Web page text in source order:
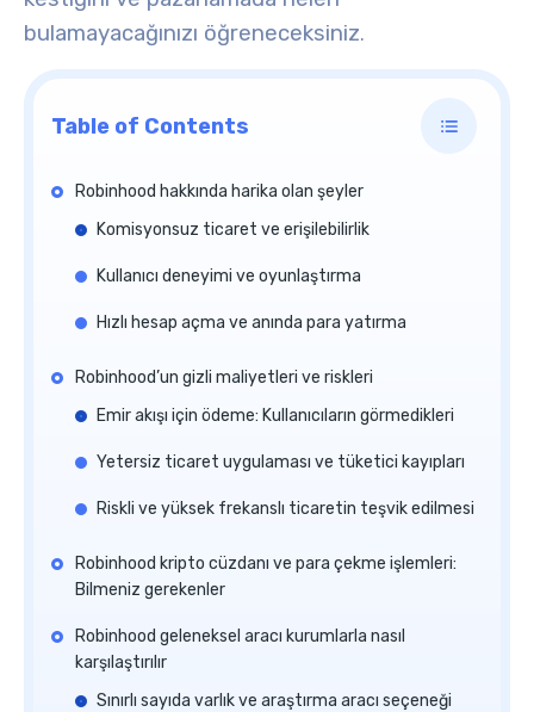
bulamayacağınızı öğreneceksiniz.
Table of Contents
Robinhood hakkında harika olan şeyler
Komisyonsuz ticaret ve erişilebilirlik
Kullanıcı deneyimi ve oyunlaştırma
Hızlı hesap açma ve anında para yatırma
Robinhood’un gizli maliyetleri ve riskleri
Emir akışı için ödeme: Kullanıcıların görmedikleri
Yetersiz ticaret uygulaması ve tüketici kayıpları
Riskli ve yüksek frekanslı ticaretin teşvik edilmesi
Robinhood kripto cüzdanı ve para çekme işlemleri:
Bilmeniz gerekenler
Robinhood geleneksel aracı kurumlarla nasıl
karşılaştırılır
Sınırlı sayıda varlık ve araştırma aracı seçeneği